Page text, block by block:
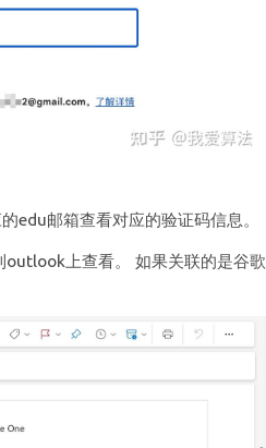
edu邮箱查看对应的验证码信息。
outlook上查看。 如果关联的是谷歌